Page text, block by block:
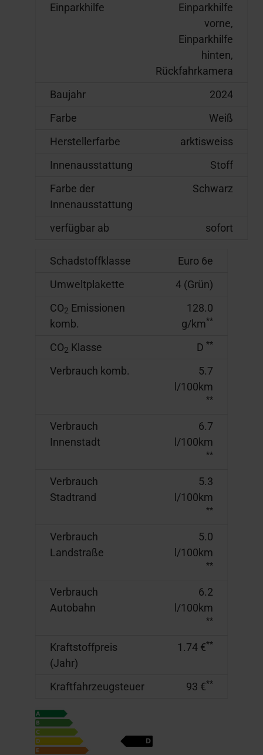
Einparkhilfe
Einparkhilfe
vorne,
Einparkhilfe
hinten,
Rückfahrkamera
Baujahr
2024
Farbe
Weiß
Herstellerfarbe
arktisweiss
Innenausstattung
Stoff
Farbe der
Innenausstattung
Schwarz
verfügbar ab sofort
Schadstoffklasse
Euro 6e
Umweltplakette
4 (Grün)
CO2 Emissionen
komb.
128.0
g/km**
CO2 Klasse D **
Verbrauch komb.
5.7
l/100km
**
Verbrauch
Innenstadt
6.7
l/100km
**
Verbrauch
Stadtrand
5.3
l/100km
**
Verbrauch
Landstraße
5.0
l/100km
**
Verbrauch
Autobahn
6.2
l/100km
**
Kraftstoffpreis
(Jahr)
1.74 €**
Kraftfahrzeugsteuer 93 €**